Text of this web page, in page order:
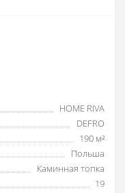
HOME RIVA
DEFRO
190 м²
Польша
Каминная топка
19